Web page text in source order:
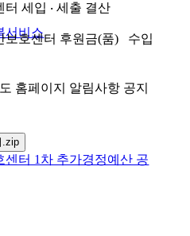
서비스
세입 ‧ 세출 결산
보호센터 후원금(품) 수입
홈페이지 알림사항 공지
.zip
센터 1차 추가경정예산 공